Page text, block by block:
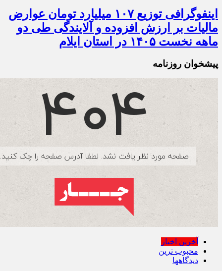
اینفوگرافی توزیع ۱۰۷ میلیارد تومان عوارض
مالیات بر ارزش افزوده و آلایندگی طی دو
ماهه نخست ۱۴۰۵ در استان ایلام
پیشخوان روزنامه
آخرین اخبار
محبوب ترین
دیدگاهها